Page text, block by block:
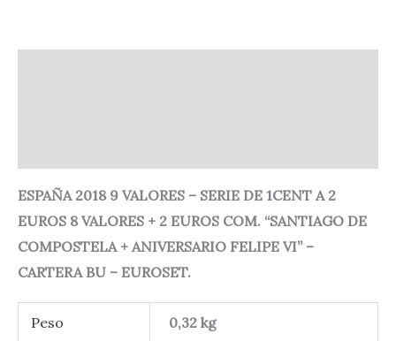
ESPAÑA 2018 9 VALORES – SERIE DE 1CENT A 2
EUROS 8 VALORES + 2 EUROS COM. “SANTIAGO DE
COMPOSTELA + ANIVERSARIO FELIPE VI” –
CARTERA BU – EUROSET.
Peso 0,32 kg